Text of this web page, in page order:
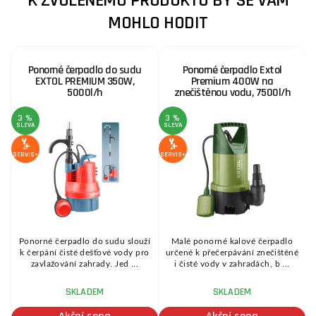
MOHLO HODIT
Ponorné čerpadlo do sudu
EXTOL PREMIUM 350W,
5000l/h
3 %
SLEVA
SERVIS+
Ponorné čerpadlo do sudu slouží
k čerpání čisté dešťové vody pro
zavlažování zahrady. Jed ...
SKLADEM
Ponorné čerpadlo Extol
Premium 400W na
znečištěnou vodu, 7500l/h
3 %
SLEVA
SERVIS+
Malé ponorné kalové čerpadlo
určené k přečerpávání znečištěné
i čisté vody v zahradách, b ...
SKLADEM